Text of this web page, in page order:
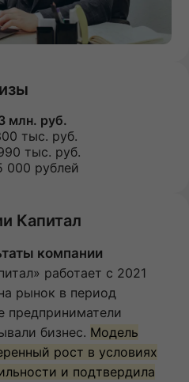
млн. руб.
тыс. руб.
тыс. руб.
000 рублей
Капитал
компании
работает с 2021
рынок в период
предприниматели
бизнес. Модель
рост в условиях
и подтвердила